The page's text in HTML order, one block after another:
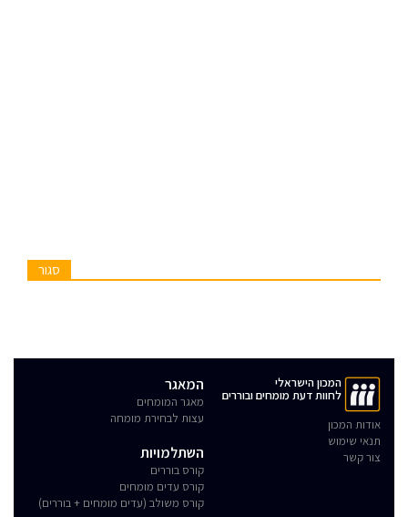
סגור
המכון הישראלי
לחוות דעת מומחים ובוררים
אודות המכון
תנאי שימוש
צור קשר
המאגר
מאגר המומחים
עצות לבחירת מומחה
השתלמויות
קורס בוררים
קורס עדים מומחים
קורס משולב (עדים מומחים + בוררים)